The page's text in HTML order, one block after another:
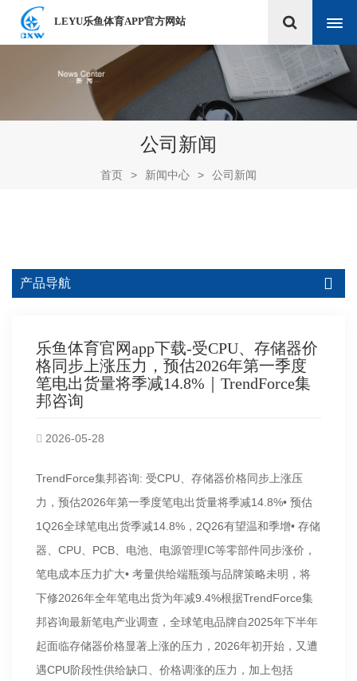
LEYU乐鱼体育APP官方网站
公司新闻
首页 > 新闻中心 > 公司新闻
产品导航
乐鱼体育官网app下载-受CPU、存储器价
格同步上涨压力，预估2026年第一季度
笔电出货量将季减14.8%｜TrendForce集
邦咨询
2026-05-28
TrendForce集邦咨询: 受CPU、存储器价格同步上涨压
力，预估2026年第一季度笔电出货量将季减14.8%• 预估
1Q26全球笔电出货季减14.8%，2Q26有望温和季增• 存储
器、CPU、PCB、电池、电源管理IC等零部件同步涨价，
笔电成本压力扩大• 考量供给端瓶颈与品牌策略未明，将
下修2026年全年笔电出货为年减9.4%根据TrendForce集
邦咨询最新笔电产业调查，全球笔电品牌自2025年下半年
起面临存储器价格显著上涨的压力，2026年初开始，又遭
遇CPU阶段性供给缺口、价格调涨的压力，加上包括